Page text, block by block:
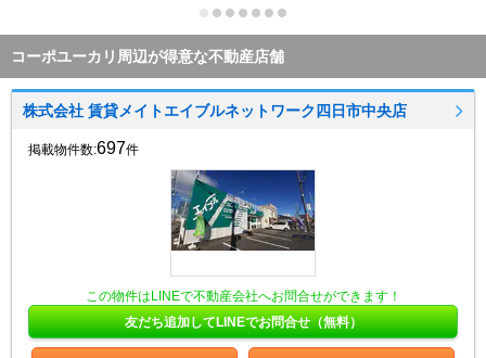
コーポユーカリ周辺が得意な不動産店舗
株式会社 賃貸メイトエイブルネットワーク四日市中央店
掲載物件数:697件
この物件はLINEで不動産会社へお問合せができます！
友だち追加してLINEでお問合せ（無料）